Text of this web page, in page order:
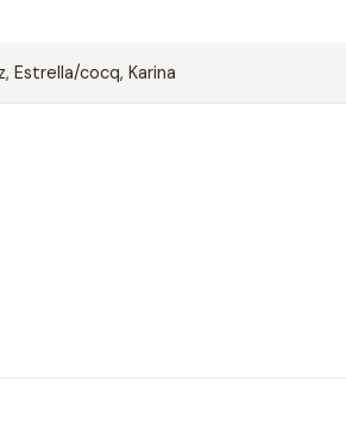
Estrella/cocq, Karina